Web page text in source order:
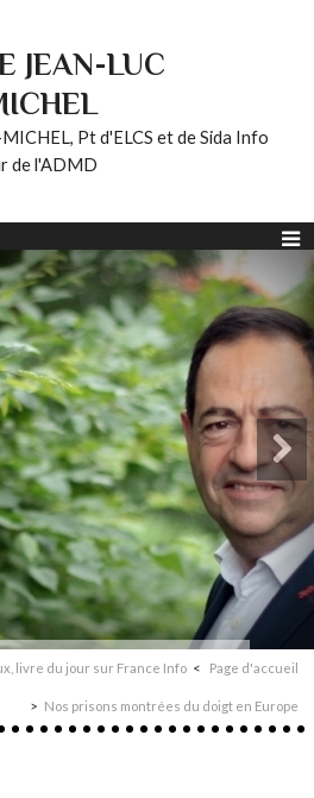
JEAN-LUC
Pt d'ELCS et de Sida Info
de l'ADMD
livre du jour sur France Info Page d'accueil
Nos prisons montrées du doigt en Europe